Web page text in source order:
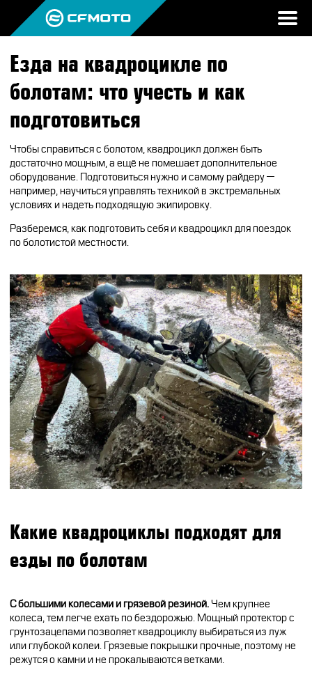
ПРОДУКЦИЯ
ЭКИПИРОВКА
АКСЕССУАРЫ
ЗАПЧАСТИ
CFMOTO РЕКОМЕНДУЕТ
CFMOTO ФИНАНС
ЛИЗИНГ
СТАТЬ ПОСТАВЩИКОМ
МИР CFMOTO
ГАЛЕРЕЯ
НАШИ ПОБЕДЫ
ПУТЕШЕСТВИЯ
CFMOTO Х СИМАЧЁВ
ВОПРОС-ОТВЕТ
ТЕСТ-ДРАЙВ
ТЕСТ-ДРАЙВ CFMOTO
CFMOTO TRAVEL
CFMOTO ЭКСПЕРТ
МОТОЦИКЛЫ
Дилеры
Найти дилера
Стать дилером
Конфигуратор
Езда на квадроцикле по
болотам: что учесть и как
подготовиться
Чтобы справиться с болотом, квадроцикл должен быть
достаточно мощным, а ещё не помешает дополнительное
оборудование. Подготовиться нужно и самому райдеру —
например, научиться управлять техникой в экстремальных
условиях и надеть подходящую экипировку.
Разберемся, как подготовить себя и квадроцикл для поездок
по болотистой местности.
Какие квадроциклы подходят для
езды по болотам
С большими колесами и грязевой резиной.Чем крупнее
колеса, тем легче ехать по бездорожью. Мощный протектор с
грунтозацепами позволяет квадроциклу выбираться из луж
или глубокой колеи. Грязевые покрышки прочные, поэтому не
режутся о камни и не прокалываются ветками.